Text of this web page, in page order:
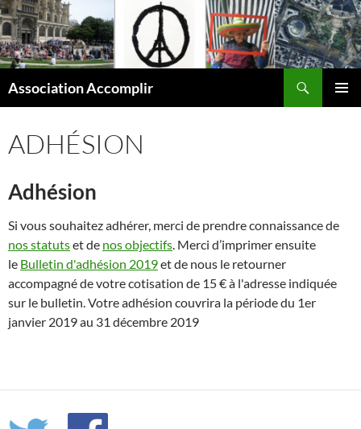
Aller
au
contenu
Association Accomplir
ADHÉSION
Adhésion
Si vous souhaitez adhérer, merci de prendre connaissance de
nos statutset de nos objectifs. Merci d’imprimer ensuite
le Bulletin d'adhésion 2019et de nous le retourner
accompagné de votre cotisation de 15 € à l'adresse indiquée
sur le bulletin. Votre adhésion couvrira la période du 1er
janvier 2019 au 31 décembre 2019